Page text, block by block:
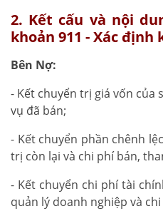
2. Kết cấu và nội
khoản 911 - Xác
Bên Nợ:
- Kết chuyển trị giá vốn của
vụ đã bán;
- Kết chuyển phần chênh
trị còn lại và chi phí bán,
- Kết chuyển chi phí tài
quản lý doanh nghiệp và